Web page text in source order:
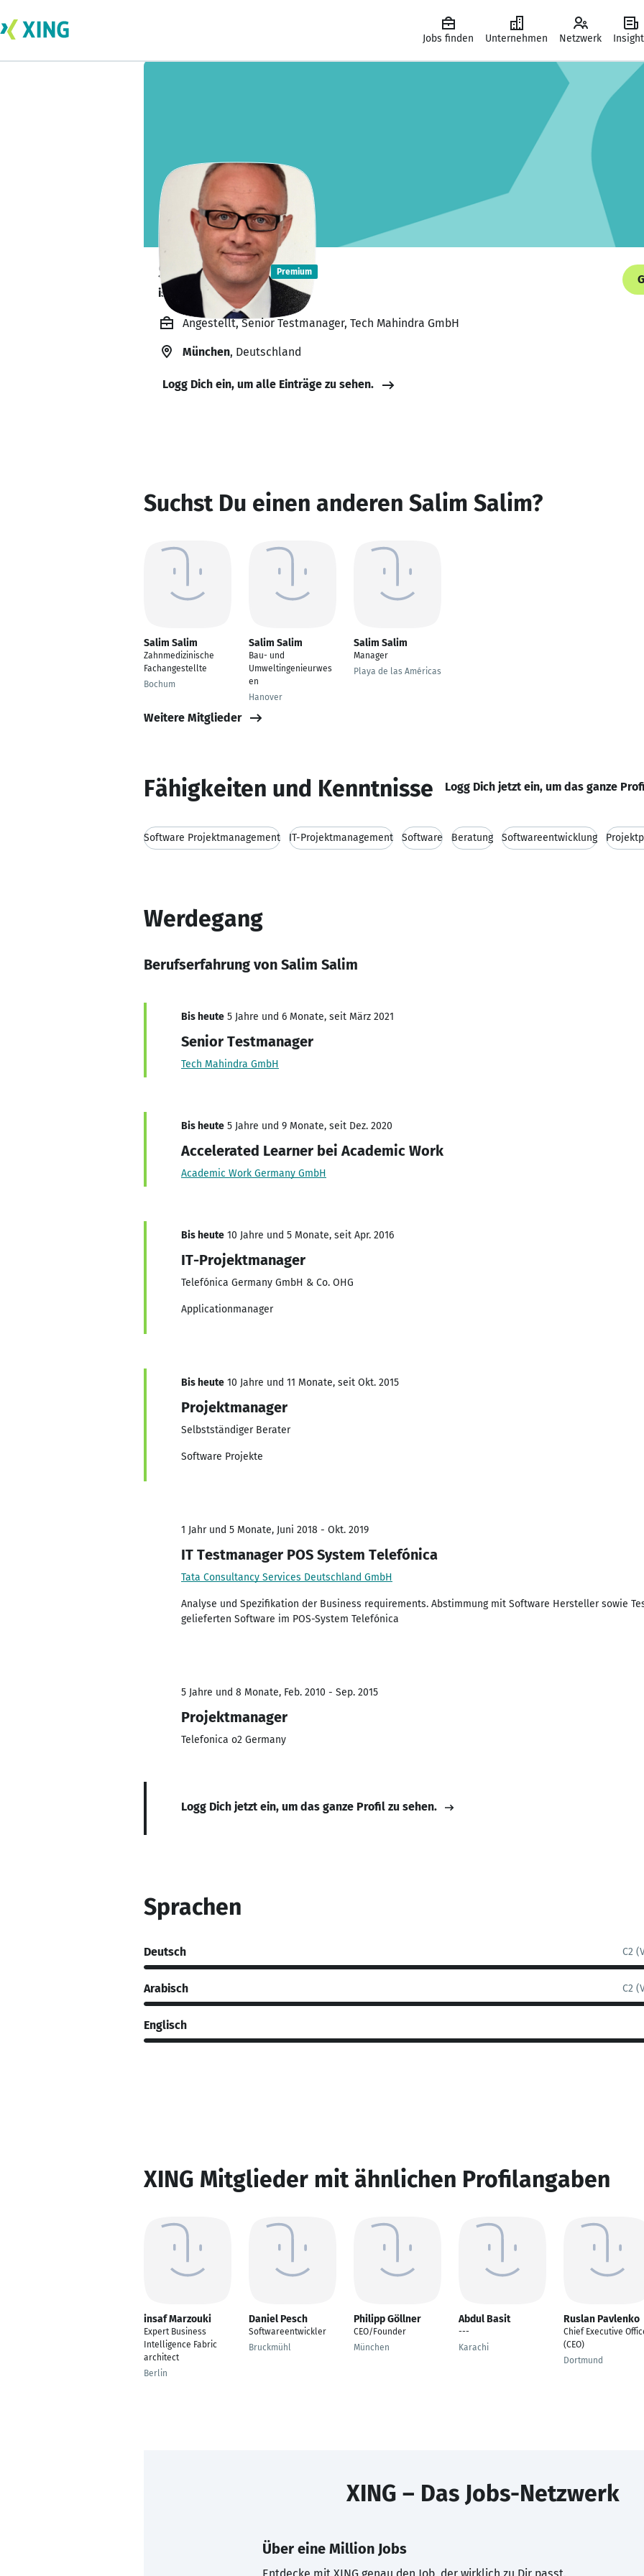
Jobs finden Unternehmen Netzwerk
Salim Salim Premium
ist offen für Projekte. 🔎
Angestellt, Senior Testmanager, Tech Mahindra GmbH
München, Deutschland
Logg Dich ein, um alle Einträge zu sehen.
Suchst Du einen anderen Salim Salim?
Salim Salim
Zahnmedizinische
Fachangestellte
Bochum
Salim Salim
Bau- und
Umweltingenieurwes
en
Hanover
Salim Salim
Manager
Playa de las Américas
Weitere Mitglieder
Fähigkeiten und Kenntnisse Logg Dich jetzt ein, um das ganze
Software Projektmanagement IT-Projektmanagement Software Beratung Softwareentwicklung
Werdegang
Berufserfahrung von Salim Salim
Bis heute 5 Jahre und 6 Monate, seit März 2021
Senior Testmanager
Tech Mahindra GmbH
Bis heute 5 Jahre und 9 Monate, seit Dez. 2020
Accelerated Learner bei Academic Work
Academic Work Germany GmbH
Bis heute 10 Jahre und 5 Monate, seit Apr. 2016
IT-Projektmanager
Telefónica Germany GmbH & Co. OHG
Applicationmanager
Bis heute 10 Jahre und 11 Monate, seit Okt. 2015
Projektmanager
Selbstständiger Berater
Software Projekte
1 Jahr und 5 Monate, Juni 2018 - Okt. 2019
IT Testmanager POS System Telefónica
Tata Consultancy Services Deutschland GmbH
Analyse und Spezifikation der Business requirements. Abstimmung mit Software Hersteller sowie
gelieferten Software im POS-System Telefónica
5 Jahre und 8 Monate, Feb. 2010 - Sep. 2015
Projektmanager
Telefonica o2 Germany
Logg Dich jetzt ein, um das ganze Profil zu sehen.
Sprachen
Deutsch C2
Arabisch C2
Englisch
XING Mitglieder mit ähnlichen Profilangaben
insaf Marzouki
Expert Business
Intelligence Fabric
architect
Berlin
Daniel Pesch
Softwareentwickler
Bruckmühl
Philipp Göllner
CEO/Founder
München
Abdul Basit
---
Karachi
Ruslan Pavlenko
Chief Executive
(CEO)
Dortmund
XING – Das Jobs-Netzwerk
Über eine Million Jobs